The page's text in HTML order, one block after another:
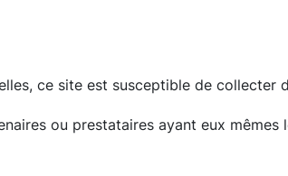
ce site est susceptible de collecter
ou prestataires ayant eux mêmes